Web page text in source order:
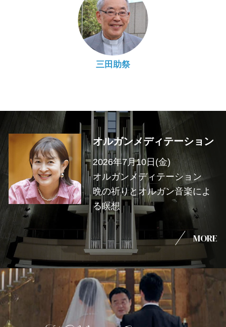
三田助祭
オルガンメディテーション
2026年7月10日(金)
オルガンメディテーション
晩の祈りとオルガン音楽によ
る瞑想
MORE